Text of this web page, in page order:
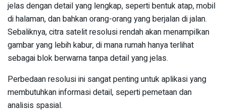
jelas dengan detail yang lengkap, seperti bentuk atap, mobil
di halaman, dan bahkan orang-orang yang berjalan di jalan.
Sebaliknya, citra satelit resolusi rendah akan menampilkan
gambar yang lebih kabur, di mana rumah hanya terlihat
sebagai blok berwarna tanpa detail yang jelas.
Perbedaan resolusi ini sangat penting untuk aplikasi yang
membutuhkan informasi detail, seperti pemetaan dan
analisis spasial.